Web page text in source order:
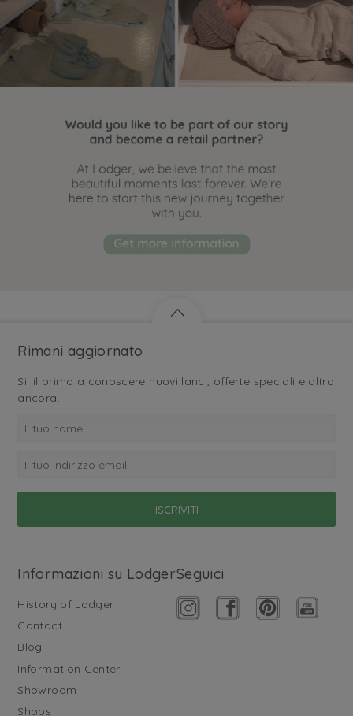
Rimani aggiornato
Sii il primo a conoscere nuovi lanci, offerte speciali e altro
ancora.
Informazioni su Lodger
History of Lodger
Contact
Blog
Information Center
Showroom
Shops
Seguici